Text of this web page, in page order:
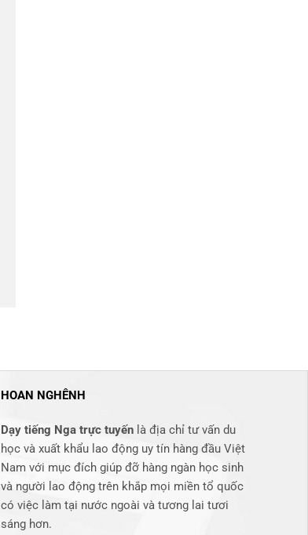
HOAN NGHÊNH
Dạy tiếng Nga trực tuyến là địa chỉ tư vấn du
học và xuất khẩu lao động uy tín hàng đầu Việt
Nam với mục đích giúp đỡ hàng ngàn học sinh
và người lao động trên khắp mọi miền tổ quốc
có việc làm tại nước ngoài và tương lai tươi
sáng hơn​.